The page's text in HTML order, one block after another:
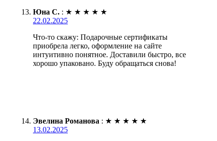
Юна С. : ★ ★ ★ ★ ★
22.02.2025
Что-то скажу: Подарочные сертификаты
приобрела легко, оформление на сайте
интуитивно понятное. Доставили быстро, все
хорошо упаковано. Буду обращаться снова!
Эвелина Романова : ★ ★ ★ ★ ★
13.02.2025